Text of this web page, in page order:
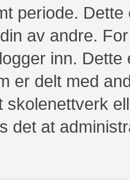
periode.
av andre.
inn.
er delt med
skolenettverk
det at